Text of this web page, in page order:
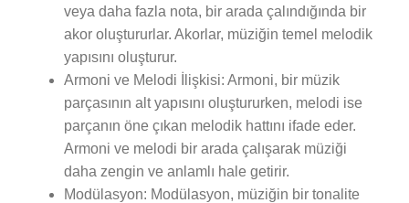
veya daha fazla nota, bir arada çalındığında bir
akor oluştururlar. Akorlar, müziğin temel melodik
yapısını oluşturur.
Armoni ve Melodi İlişkisi: Armoni, bir müzik
parçasının alt yapısını oluştururken, melodi ise
parçanın öne çıkan melodik hattını ifade eder.
Armoni ve melodi bir arada çalışarak müziği
daha zengin ve anlamlı hale getirir.
Modülasyon: Modülasyon, müziğin bir tonalite